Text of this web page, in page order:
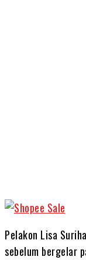
Pelakon Lisa
sebelum bergelar